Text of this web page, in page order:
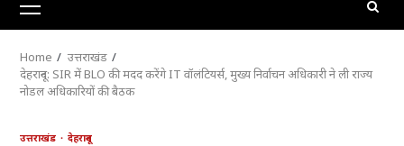
Primary
Menu
Home
उत्तराखंड
देहरादून: SIR में BLO की मदद करेंगे IT वॉलंटियर्स, मुख्य निर्वाचन अधिकारी ने ली राज्य
नोडल अधिकारियों की बैठक
उत्तराखंड देहरादून